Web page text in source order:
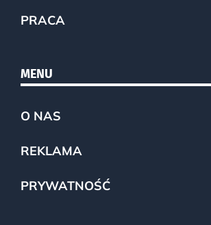
PRACA
MENU
O NAS
REKLAMA
PRYWATNOŚĆ